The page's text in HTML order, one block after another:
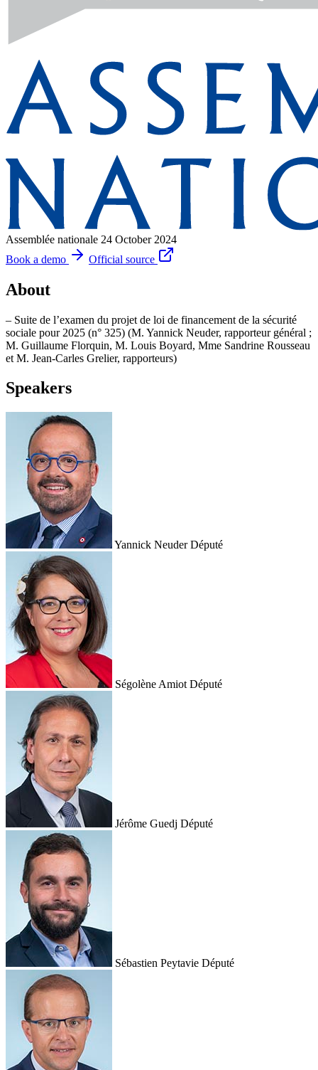
Assemblée nationale 24 October 2024
Book a demo
Official source
About
– Suite de l’examen du projet de loi de financement de la sécurité
sociale pour 2025 (n° 325) (M. Yannick Neuder, rapporteur général ;
M. Guillaume Florquin, M. Louis Boyard, Mme Sandrine Rousseau
et M. Jean-Carles Grelier, rapporteurs)
Speakers
Yannick Neuder Député
Ségolène Amiot Député
Jérôme Guedj Député
Sébastien Peytavie Député